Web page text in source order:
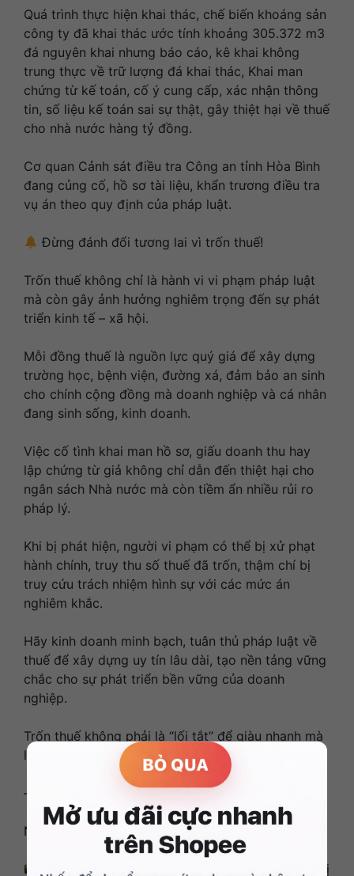
Quá trình thực hiện khai thác, chế biến khoáng sản
công ty đã khai thác ước tính khoảng 305.372 m3
đá nguyên khai nhưng báo cáo, kê khai không
trung thực về trữ lượng đá khai thác, Khai man
chứng từ kế toán, cố ý cung cấp, xác nhận thông
tin, số liệu kế toán sai sự thật, gây thiệt hại về thuế
cho nhà nước hàng tỷ đồng.
Cơ quan Cảnh sát điều tra Công an tỉnh Hòa Bình
đang củng cố, hồ sơ tài liệu, khẩn trương điều tra
vụ án theo quy định của pháp luật.
Đừng đánh đổi tương lai vì trốn thuế!
Trốn thuế không chỉ là hành vi vi phạm pháp luật
mà còn gây ảnh hưởng nghiêm trọng đến sự phát
triển kinh tế – xã hội.
Mỗi đồng thuế là nguồn lực quý giá để xây dựng
trường học, bệnh viện, đường xá, đảm bảo an sinh
cho chính cộng đồng mà doanh nghiệp và cá nhân
đang sinh sống, kinh doanh.
Việc cố tình khai man hồ sơ, giấu doanh thu hay
lập chứng từ giả không chỉ dẫn đến thiệt hại cho
ngân sách Nhà nước mà còn tiềm ẩn nhiều rủi ro
pháp lý.
Khi bị phát hiện, người vi phạm có thể bị xử phạt
hành chính, truy thu số thuế đã trốn, thậm chí bị
truy cứu trách nhiệm hình sự với các mức án
nghiêm khắc.
Hãy kinh doanh minh bạch, tuân thủ pháp luật về
thuế để xây dựng uy tín lâu dài, tạo nền tảng vững
chắc cho sự phát triển bền vững của doanh
nghiệp.
Trốn thuế không phải là “lối tắt” để giàu nhanh mà
là con đường ngắn nhất dẫn tới vòng lao lý.
——
Nguồn: Phòng Cảnh sát kinh tế
Hình ảnh Cơ quan Công an thực hiện lệnh bắt bị